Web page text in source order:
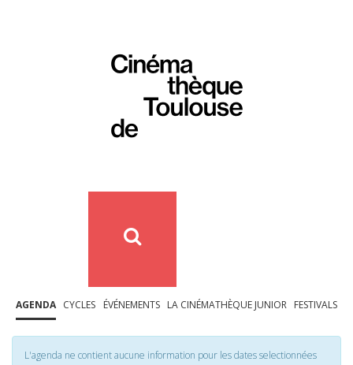
AGENDA CYCLES ÉVÉNEMENTS LA CINÉMATHÈQUE JUNIOR FESTIVALS
L'agenda ne contient aucune information pour les dates selectionnées